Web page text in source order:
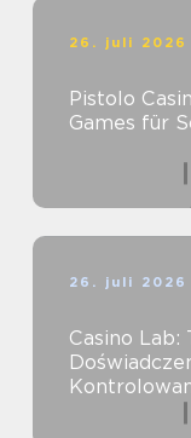
26. juli 2026
Pistolo
Games für
26. juli 2026
Casino Lab: